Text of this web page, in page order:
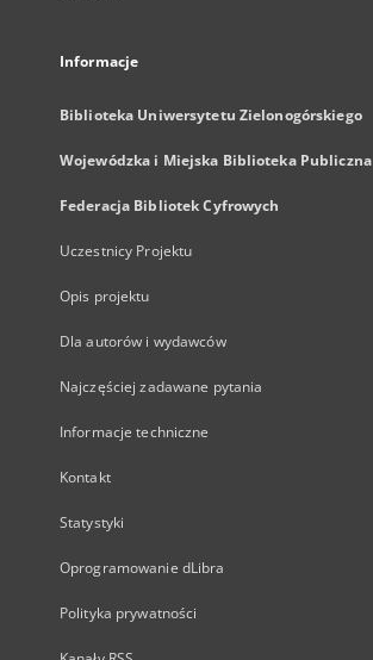
Informacje
Biblioteka Uniwersytetu Zielonogórskiego
Wojewódzka i Miejska Biblioteka Publiczna
Federacja Bibliotek Cyfrowych
Uczestnicy Projektu
Opis projektu
Dla autorów i wydawców
Najczęściej zadawane pytania
Informacje techniczne
Kontakt
Statystyki
Oprogramowanie dLibra
Polityka prywatności